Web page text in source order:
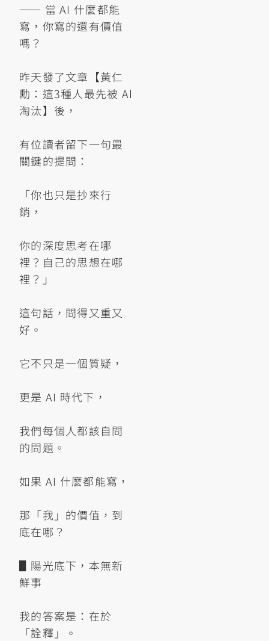
—— 當 AI 什麼都能
寫，你寫的還有價值
嗎？
昨天發了文章【黃仁
勳：這3種人最先被 AI
淘汰】後，
有位讀者留下一句最
關鍵的提問：
「你也只是抄來行
銷，
你的深度思考在哪
裡？自己的思想在哪
裡？」
這句話，問得又重又
好。
它不只是一個質疑，
更是 AI 時代下，
我們每個人都該自問
的問題。
如果 AI 什麼都能寫，
那「我」的價值，到
底在哪？
▋陽光底下，本無新
鮮事
我的答案是：在於
「詮釋」。